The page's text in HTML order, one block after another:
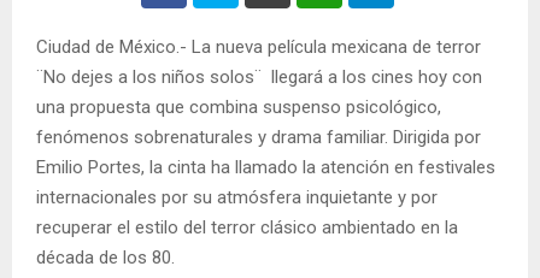
Ciudad de México.- La nueva película mexicana de terror
¨No dejes a los niños solos¨ llegará a los cines hoy con
una propuesta que combina suspenso psicológico,
fenómenos sobrenaturales y drama familiar. Dirigida por
Emilio Portes, la cinta ha llamado la atención en festivales
internacionales por su atmósfera inquietante y por
recuperar el estilo del terror clásico ambientado en la
década de los 80.